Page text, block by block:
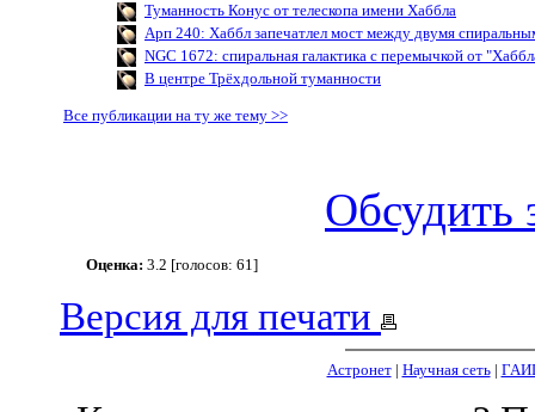
Туманность Конус от телескопа имени Хаббла
Арп 240: Хаббл запечатлел мост между двумя
NGC 1672: спиральная галактика с перемычкой от
В центре Трёхдольной туманности
Все публикации на ту же тему >>
Обсудить
Оценка: 3.2 [голосов: 61]
Версия для печати
Астронет| Научная сеть|